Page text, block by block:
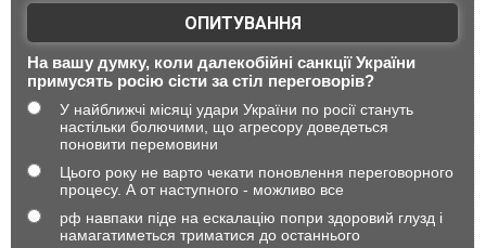
ОПИТУВАННЯ
На вашу думку, коли далекобійні санкції України
примусять росію сісти за стіл переговорів?
У найближчі місяці удари України по росії стануть
настільки болючими, що агресору доведеться
поновити перемовини
Цього року не варто чекати поновлення переговорного
процесу. А от наступного - можливо все
рф навпаки піде на ескалацію попри здоровий глузд і
намагатиметься триматися до останнього